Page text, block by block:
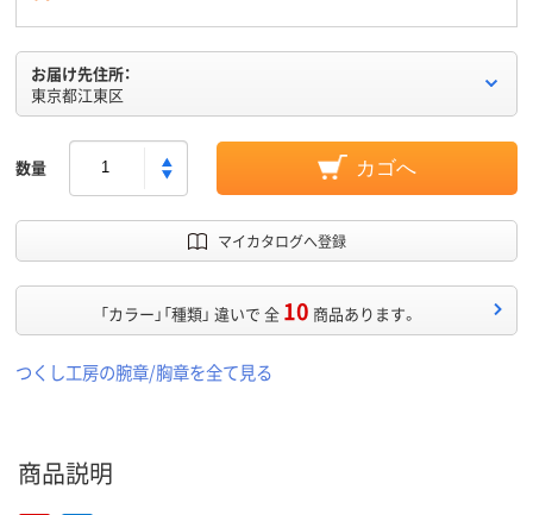
お届け先住所：
東京都江東区
数量 カゴへ
マイカタログへ登録
「カラー」「種類」 違いで 全 10 商品あります。
つくし工房の腕章/胸章を全て見る
商品説明